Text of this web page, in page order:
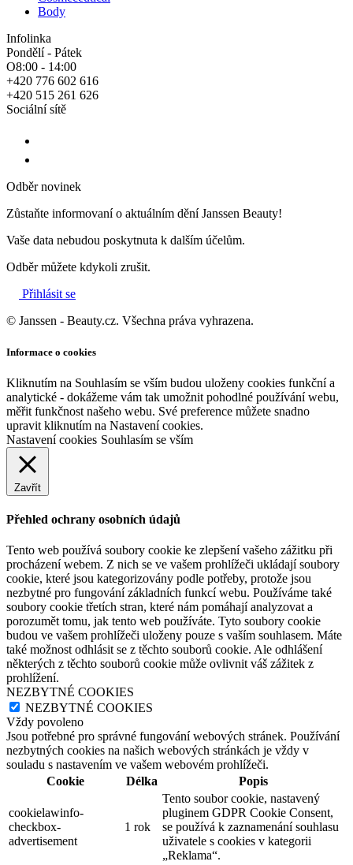
Body
Infolinka
Pondělí - Pátek
O8:00 - 14:00
+420 776 602 616
+420 515 261 626
Sociální sítě
Odběr novinek
Zůstaňte informovaní o aktuálním dění Janssen Beauty!
Vaše data nebudou poskytnuta k dalším účelům.
Odběr můžete kdykoli zrušit.
Přihlásit se
© Janssen - Beauty.cz. Všechna práva vyhrazena.
Informace o cookies
Kliknutím na Souhlasím se vším budou uloženy cookies funkční a
analytické - dokážeme vám tak umožnit pohodlné používání webu,
měřit funkčnost našeho webu. Své preference můžete snadno
upravit kliknutím na Nastavení cookies.
Nastavení cookies Souhlasím se vším
Zavřít
Přehled ochrany osobních údajů
Tento web používá soubory cookie ke zlepšení vašeho zážitku při
procházení webem. Z nich se ve vašem prohlížeči ukládají soubory
cookie, které jsou kategorizovány podle potřeby, protože jsou
nezbytné pro fungování základních funkcí webu. Používáme také
soubory cookie třetích stran, které nám pomáhají analyzovat a
porozumět tomu, jak tento web používáte. Tyto soubory cookie
budou ve vašem prohlížeči uloženy pouze s vaším souhlasem. Máte
také možnost odhlásit se z těchto souborů cookie. Ale odhlášení
některých z těchto souborů cookie může ovlivnit váš zážitek z
prohlížení.
NEZBYTNÉ COOKIES
NEZBYTNÉ COOKIES
Vždy povoleno
Jsou potřebné pro správné fungování webových stránek. Používání
nezbytných cookies na našich webových stránkách je vždy v
souladu s nastavením ve vašem webovém prohlížeči.
Cookie
Délka Popis
cookielawinfo-
checkbox-
advertisement
1 rok
Tento soubor cookie, nastavený
pluginem GDPR Cookie Consent,
se používá k zaznamenání souhlasu
uživatele s cookies v kategorii
„Reklama“.